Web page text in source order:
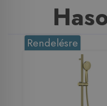
Rendelésre